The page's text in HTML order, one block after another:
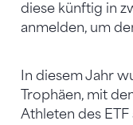
diese künftig in
anmelden, um
In diesem Jahr
Trophäen, mit
Athleten des